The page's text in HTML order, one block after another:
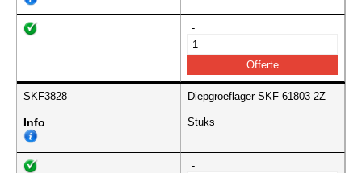
-
SKF3828 Diepgroeflager SKF 61803 2Z
Info Stuks
-